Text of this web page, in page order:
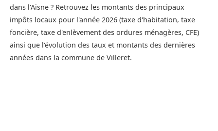
dans l'Aisne ? Retrouvez les montants des principaux
impôts locaux pour l'année 2026 (taxe d'habitation, taxe
foncière, taxe d'enlèvement des ordures ménagères, CFE)
ainsi que l'évolution des taux et montants des dernières
années dans la commune de Villeret.